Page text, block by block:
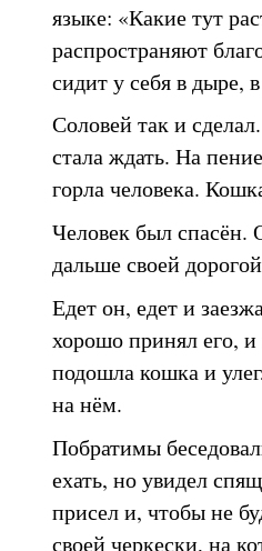
языке: «Какие тут
распространяют
сидит у себя в дыре,
Соловей так и
стала ждать. На
горла человека.
Человек был спасён.
дальше своей
Едет он, едет и
хорошо принял его,
подошла кошка и
на нём.
Побратимы
ехать, но увидел
присел и, чтобы не
своей черкески, на